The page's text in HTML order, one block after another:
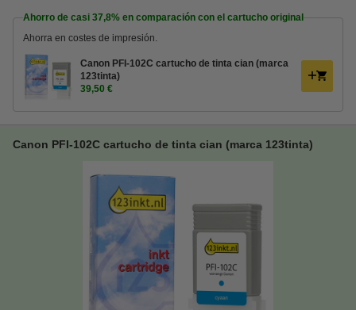
Ahorro de casi 37,8% en comparación con el cartucho original
Ahorra en costes de impresión.
Canon PFI-102C cartucho de tinta cian (marca
123tinta)
39,50 €
Canon PFI-102C cartucho de tinta cian (marca 123tinta)